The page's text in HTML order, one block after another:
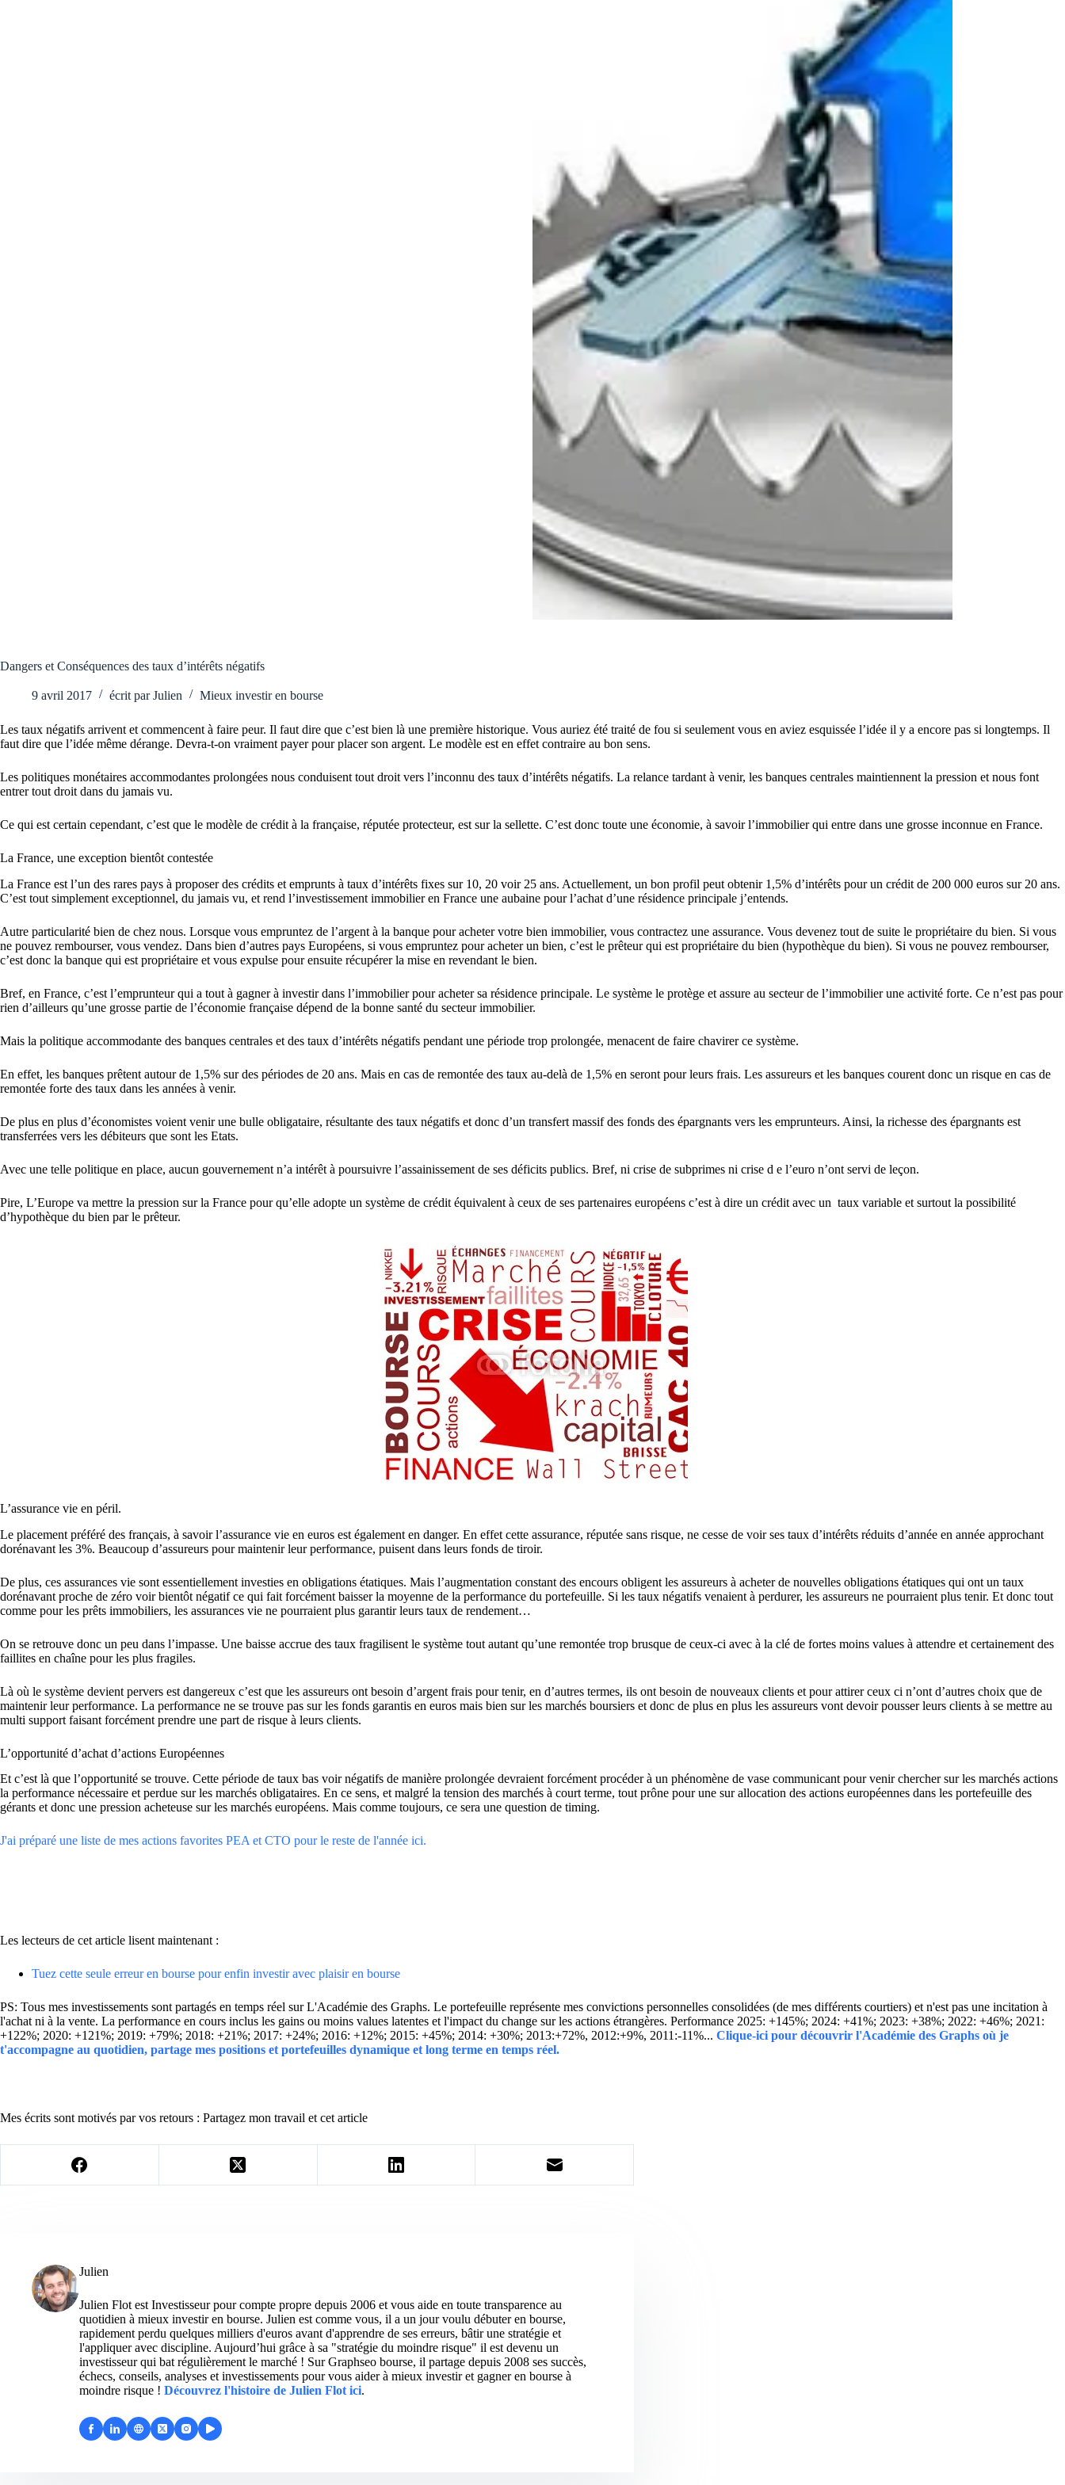
Dangers et Conséquences des taux d’intérêts négatifs
9 avril 2017 écrit par Julien Mieux investir en bourse
Les taux négatifs arrivent et commencent à faire peur. Il faut dire que c’est bien là une première historique. Vous auriez été traité de fou si seulement vous en aviez esquissée l’idée il y a encore pas si longtemps. Il
faut dire que l’idée même dérange. Devra-t-on vraiment payer pour placer son argent. Le modèle est en effet contraire au bon sens.
Les politiques monétaires accommodantes prolongées nous conduisent tout droit vers l’inconnu des taux d’intérêts négatifs. La relance tardant à venir, les banques centrales maintiennent la pression et nous font
entrer tout droit dans du jamais vu.
Ce qui est certain cependant, c’est que le modèle de crédit à la française, réputée protecteur, est sur la sellette. C’est donc toute une économie, à savoir l’immobilier qui entre dans une grosse inconnue en France.
La France, une exception bientôt contestée
La France est l’un des rares pays à proposer des crédits et emprunts à taux d’intérêts fixes sur 10, 20 voir 25 ans. Actuellement, un bon profil peut obtenir 1,5% d’intérêts pour un crédit de 200 000 euros sur 20 ans.
C’est tout simplement exceptionnel, du jamais vu, et rend l’investissement immobilier en France une aubaine pour l’achat d’une résidence principale j’entends.
Autre particularité bien de chez nous. Lorsque vous empruntez de l’argent à la banque pour acheter votre bien immobilier, vous contractez une assurance. Vous devenez tout de suite le propriétaire du bien. Si vous
ne pouvez rembourser, vous vendez. Dans bien d’autres pays Européens, si vous empruntez pour acheter un bien, c’est le prêteur qui est propriétaire du bien (hypothèque du bien). Si vous ne pouvez rembourser,
c’est donc la banque qui est propriétaire et vous expulse pour ensuite récupérer la mise en revendant le bien.
Bref, en France, c’est l’emprunteur qui a tout à gagner à investir dans l’immobilier pour acheter sa résidence principale. Le système le protège et assure au secteur de l’immobilier une activité forte. Ce n’est pas pour
rien d’ailleurs qu’une grosse partie de l’économie française dépend de la bonne santé du secteur immobilier.
Mais la politique accommodante des banques centrales et des taux d’intérêts négatifs pendant une période trop prolongée, menacent de faire chavirer ce système.
En effet, les banques prêtent autour de 1,5% sur des périodes de 20 ans. Mais en cas de remontée des taux au-delà de 1,5% en seront pour leurs frais. Les assureurs et les banques courent donc un risque en cas de
remontée forte des taux dans les années à venir.
De plus en plus d’économistes voient venir une bulle obligataire, résultante des taux négatifs et donc d’un transfert massif des fonds des épargnants vers les emprunteurs. Ainsi, la richesse des épargnants est
transferrées vers les débiteurs que sont les Etats.
Avec une telle politique en place, aucun gouvernement n’a intérêt à poursuivre l’assainissement de ses déficits publics. Bref, ni crise de subprimes ni crise d e l’euro n’ont servi de leçon.
Pire, L’Europe va mettre la pression sur la France pour qu’elle adopte un système de crédit équivalent à ceux de ses partenaires européens c’est à dire un crédit avec un taux variable et surtout la possibilité
d’hypothèque du bien par le prêteur.
L’assurance vie en péril.
Le placement préféré des français, à savoir l’assurance vie en euros est également en danger. En effet cette assurance, réputée sans risque, ne cesse de voir ses taux d’intérêts réduits d’année en année approchant
dorénavant les 3%. Beaucoup d’assureurs pour maintenir leur performance, puisent dans leurs fonds de tiroir.
De plus, ces assurances vie sont essentiellement investies en obligations étatiques. Mais l’augmentation constant des encours obligent les assureurs à acheter de nouvelles obligations étatiques qui ont un taux
dorénavant proche de zéro voir bientôt négatif ce qui fait forcément baisser la moyenne de la performance du portefeuille. Si les taux négatifs venaient à perdurer, les assureurs ne pourraient plus tenir. Et donc tout
comme pour les prêts immobiliers, les assurances vie ne pourraient plus garantir leurs taux de rendement…
On se retrouve donc un peu dans l’impasse. Une baisse accrue des taux fragilisent le système tout autant qu’une remontée trop brusque de ceux-ci avec à la clé de fortes moins values à attendre et certainement des
faillites en chaîne pour les plus fragiles.
Là où le système devient pervers est dangereux c’est que les assureurs ont besoin d’argent frais pour tenir, en d’autres termes, ils ont besoin de nouveaux clients et pour attirer ceux ci n’ont d’autres choix que de
maintenir leur performance. La performance ne se trouve pas sur les fonds garantis en euros mais bien sur les marchés boursiers et donc de plus en plus les assureurs vont devoir pousser leurs clients à se mettre au
multi support faisant forcément prendre une part de risque à leurs clients.
L’opportunité d’achat d’actions Européennes
Et c’est là que l’opportunité se trouve. Cette période de taux bas voir négatifs de manière prolongée devraient forcément procéder à un phénomène de vase communicant pour venir chercher sur les marchés actions
la performance nécessaire et perdue sur les marchés obligataires. En ce sens, et malgré la tension des marchés à court terme, tout prône pour une sur allocation des actions européennes dans les portefeuille des
gérants et donc une pression acheteuse sur les marchés européens. Mais comme toujours, ce sera une question de timing.
J'ai préparé une liste de mes actions favorites PEA et CTO pour le reste de l'année ici.
Les lecteurs de cet article lisent maintenant :
Tuez cette seule erreur en bourse pour enfin investir avec plaisir en bourse
PS: Tous mes investissements sont partagés en temps réel sur L'Académie des Graphs. Le portefeuille représente mes convictions personnelles consolidées (de mes différents courtiers) et n'est pas une incitation à
l'achat ni à la vente. La performance en cours inclus les gains ou moins values latentes et l'impact du change sur les actions étrangères. Performance 2025: +145%; 2024: +41%; 2023: +38%; 2022: +46%; 2021:
+122%; 2020: +121%; 2019: +79%; 2018: +21%; 2017: +24%; 2016: +12%; 2015: +45%; 2014: +30%; 2013:+72%, 2012:+9%, 2011:-11%... Clique-ici pour découvrir l'Académie des Graphs où je
t'accompagne au quotidien, partage mes positions et portefeuilles dynamique et long terme en temps réel.
Mes écrits sont motivés par vos retours : Partagez mon travail et cet article
Julien
Julien Flot est Investisseur pour compte propre depuis 2006 et vous aide en toute transparence au
quotidien à mieux investir en bourse. Julien est comme vous, il a un jour voulu débuter en bourse,
rapidement perdu quelques milliers d'euros avant d'apprendre de ses erreurs, bâtir une stratégie et
l'appliquer avec discipline. Aujourd’hui grâce à sa "stratégie du moindre risque" il est devenu un
investisseur qui bat régulièrement le marché ! Sur Graphseo bourse, il partage depuis 2008 ses succès,
échecs, conseils, analyses et investissements pour vous aider à mieux investir et gagner en bourse à
moindre risque ! Découvrez l'histoire de Julien Flot ici.